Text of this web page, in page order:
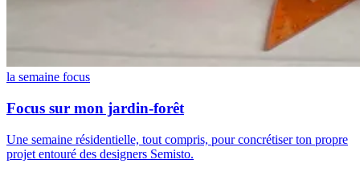
la semaine focus
Focus sur mon jardin-forêt
Une semaine résidentielle, tout compris, pour concrétiser ton propre
projet entouré des designers Semisto.